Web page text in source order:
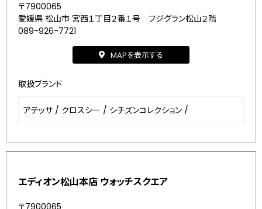
〒7900065
愛媛県 松山市 宮西１丁目２番１号 フジグラン松山２階
089-926-7721
MAPを表示する
取扱ブランド
アテッサ / クロスシー / シチズンコレクション /
エディオン松山本店 ウォッチスクエア
〒7900065